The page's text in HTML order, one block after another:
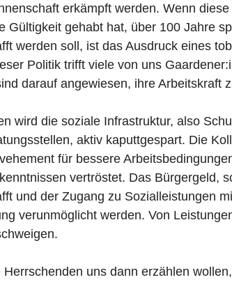
erkämpft werden. Wenn
Gültigkeit gehabt hat, über 100 Jahre
werden soll, ist das Ausdruck eines
Politik trifft viele von uns
darauf angewiesen, ihre Arbeitskraft
wird die soziale Infrastruktur, also
aktiv kaputtgespart. Die
für bessere
vertröstet. Das Bürgergeld,
und der Zugang zu Sozialleistungen
verunmöglicht werden. Von
Herrschenden uns dann erzählen